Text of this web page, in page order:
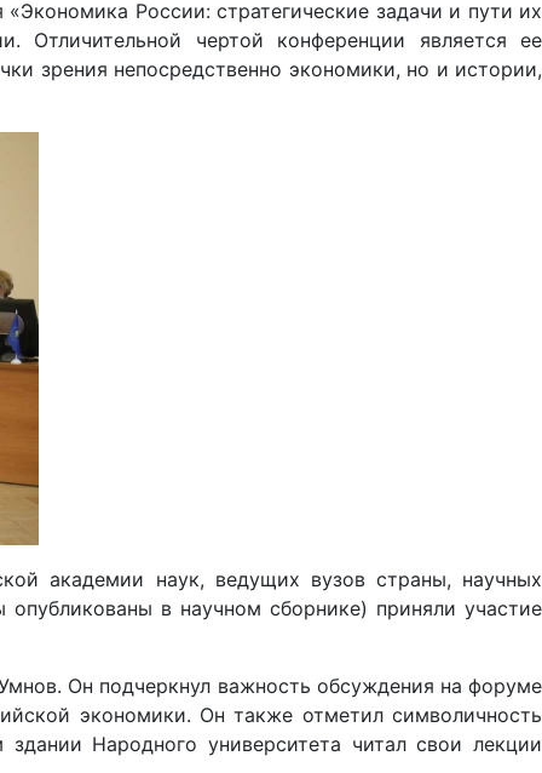
России: стратегические задачи и пути их
Отличительной чертой конференции является ее
зрения непосредственно экономики, но и истории,
академии наук, ведущих вузов страны, научных
в научном сборнике) приняли участие
Он подчеркнул важность обсуждения на форуме
экономики. Он также отметил символичность
Народного университета читал свои лекции